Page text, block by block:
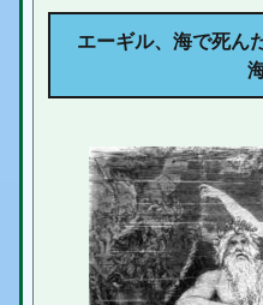
エーギル、海で死ん